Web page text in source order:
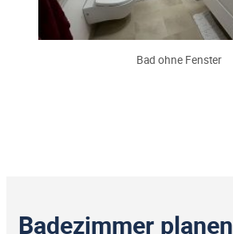
Bad ohne Fenster
Badezimmer planen